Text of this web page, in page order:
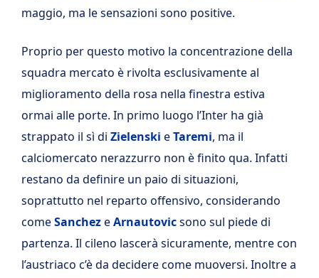
maggio, ma le sensazioni sono positive.
Proprio per questo motivo la concentrazione della
squadra mercato è rivolta esclusivamente al
miglioramento della rosa nella finestra estiva
ormai alle porte. In primo luogo l’Inter ha già
strappato il sì di Zielenski eTaremi, ma il
calciomercato nerazzurro non è finito qua. Infatti
restano da definire un paio di situazioni,
soprattutto nel reparto offensivo, considerando
comeSanchezeArnautovicsono sul piede di
partenza. Il cileno lascerà sicuramente, mentre con
l’austriaco c’è da decidere come muoversi. Inoltre a